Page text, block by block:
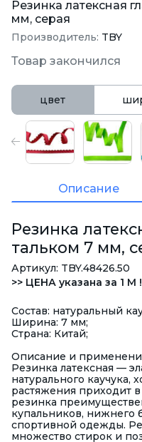
Резинка латексная
мм, серая
Производитель: TBY
Товар закончился
цвет
Описание
Резинка
тальком 7 мм,
Артикул: TBY.48426.50
>> ЦЕНА указана за 1 М !
Состав: натуральный
Ширина: 7 мм;
Страна: Китай;
Описание и
Резинка латексная —
натурального каучука,
растяжения приходит
резинка
купальников, нижнего
спортивной одежды.
множество стирок и